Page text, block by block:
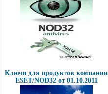
Ключи для продуктов компании
ESET/NOD32 от 01.10.2011